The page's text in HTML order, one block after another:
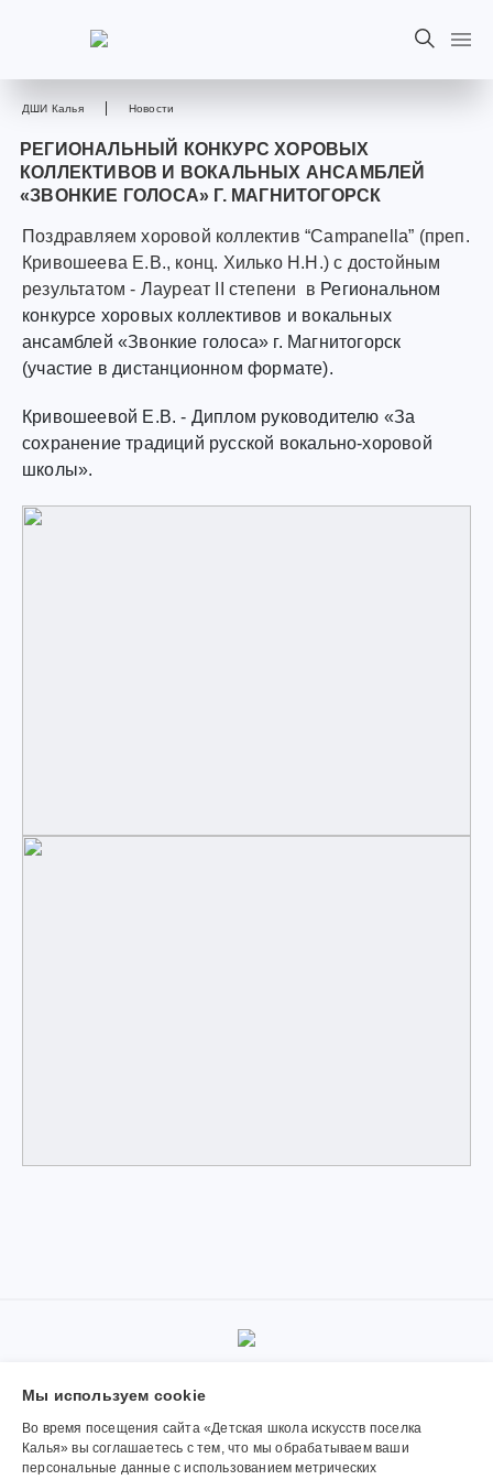
ДШИ Калья Новости
РЕГИОНАЛЬНЫЙ КОНКУРС ХОРОВЫХ
КОЛЛЕКТИВОВ И ВОКАЛЬНЫХ АНСАМБЛЕЙ
«ЗВОНКИЕ ГОЛОСА» Г. МАГНИТОГОРСК
Поздравляем хоровой коллектив “Campanella” (преп.
Кривошеева Е.В., конц. Хилько Н.Н.) с достойным
результатом - Лауреат II степени в Региональном
конкурсе хоровых коллективов и вокальных
ансамблей «Звонкие голоса» г. Магнитогорск
(участие в дистанционном формате).
Кривошеевой Е.В. - Диплом руководителю «За
сохранение традиций русской вокально-хоровой
школы».
© 2019-2026, Муниципальное автономное учреждение
дополнительного образования «Детская школа искусств поселка
Калья». Использование материалов сайта согласуется с
администрацией учреждения.
Мы используем сookie
Во время посещения сайта «Детская школа искусств поселка
Калья» вы соглашаетесь с тем, что мы обрабатываем ваши
персональные данные с использованием метрических